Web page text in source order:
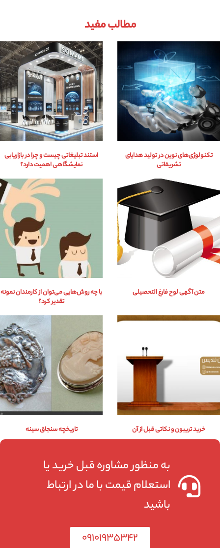
مطالب مفید
تکنولوژی‌های نوین در تولید هدایای
تشریفاتی
استند تبلیغاتی چیست و چرا در بازاریابی
نمایشگاهی اهمیت دارد؟
متن آگهی لوح فارغ التحصیلی
با چه روش‌هایی می‌توان از کارمندان نمونه
تقدیر کرد؟
خرید تریبون و نکاتی قبل از آن تاریخچه سنجاق سینه
به منظور مشاوره قبل خرید یا
استعلام قیمت با ما در ارتباط
باشید
۰۹۱۰۱۹۳۵۳۴۲